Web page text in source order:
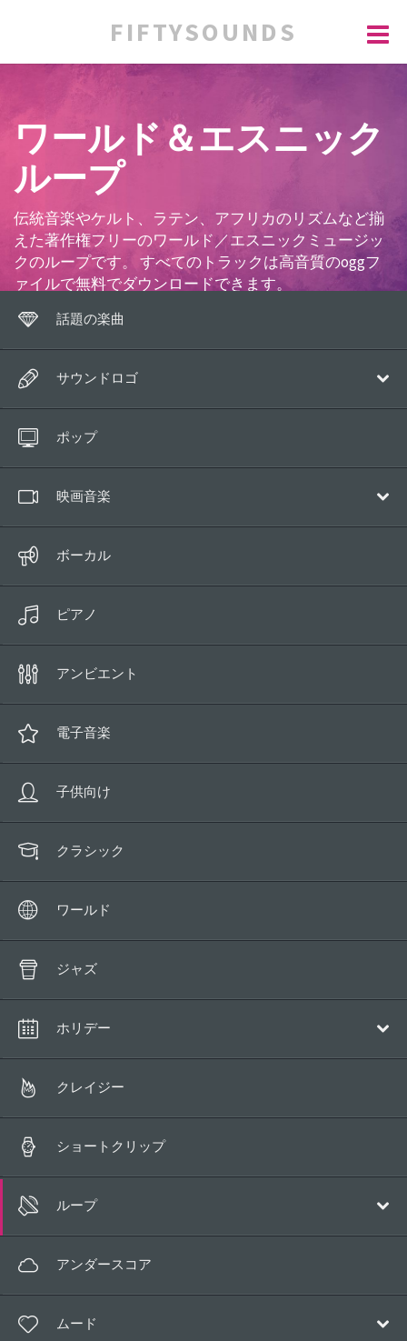
FIFTYSOUNDS
ワールド＆エスニック
ループ
伝統音楽やケルト、ラテン、アフリカのリズムなど揃
えた著作権フリーのワールド／エスニックミュージッ
クのループです。 すべてのトラックは高音質のoggフ
ァイルで無料でダウンロードできます。
話題の楽曲
サウンドロゴ
すべてのトラック
10秒以下
ポップ
映画音楽
サウンドトラック
壮大／アドベンチャー
コメディ
魔法
サスペンス／ホラー
ボーカル
ピアノ
アンビエント
電子音楽
子供向け
クラシック
ワールド
ジャズ
ホリデー
クレイジー
ショートクリップ
ループ
電子音楽
アンビエント
アンダースコア
ムード